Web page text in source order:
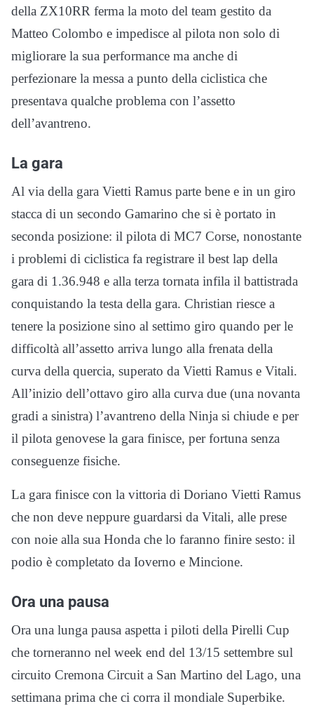
della ZX10RR ferma la moto del team gestito da
Matteo Colombo e impedisce al pilota non solo di
migliorare la sua performance ma anche di
perfezionare la messa a punto della ciclistica che
presentava qualche problema con l’assetto
dell’avantreno.
La gara
Al via della gara Vietti Ramus parte bene e in un giro
stacca di un secondo Gamarino che si è portato in
seconda posizione: il pilota di MC7 Corse, nonostante
i problemi di ciclistica fa registrare il best lap della
gara di 1.36.948 e alla terza tornata infila il battistrada
conquistando la testa della gara. Christian riesce a
tenere la posizione sino al settimo giro quando per le
difficoltà all’assetto arriva lungo alla frenata della
curva della quercia, superato da Vietti Ramus e Vitali.
All’inizio dell’ottavo giro alla curva due (una novanta
gradi a sinistra) l’avantreno della Ninja si chiude e per
il pilota genovese la gara finisce, per fortuna senza
conseguenze fisiche.
La gara finisce con la vittoria di Doriano Vietti Ramus
che non deve neppure guardarsi da Vitali, alle prese
con noie alla sua Honda che lo faranno finire sesto: il
podio è completato da Ioverno e Mincione.
Ora una pausa
Ora una lunga pausa aspetta i piloti della Pirelli Cup
che torneranno nel week end del 13/15 settembre sul
circuito Cremona Circuit a San Martino del Lago, una
settimana prima che ci corra il mondiale Superbike.